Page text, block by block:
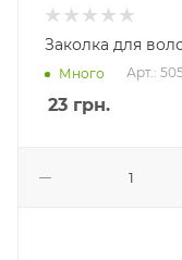
Заколка для
Много Арт.:
23 грн.